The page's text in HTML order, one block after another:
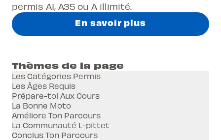
permis A1, A35 ou A illimité.
En savoir plus
Thèmes de la page
Les Catégories Permis
Les Âges Requis
Prépare-toi Aux Cours
La Bonne Moto
Améliore Ton Parcours
La Communauté L-pittet
Conclus Ton Parcours